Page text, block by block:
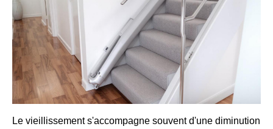
Le vieillissement s'accompagne souvent d'une diminution